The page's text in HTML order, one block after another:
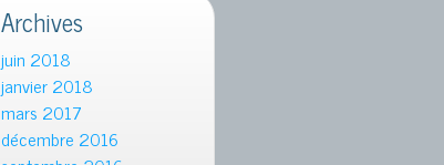
Archives
juin 2018
janvier 2018
mars 2017
décembre 2016